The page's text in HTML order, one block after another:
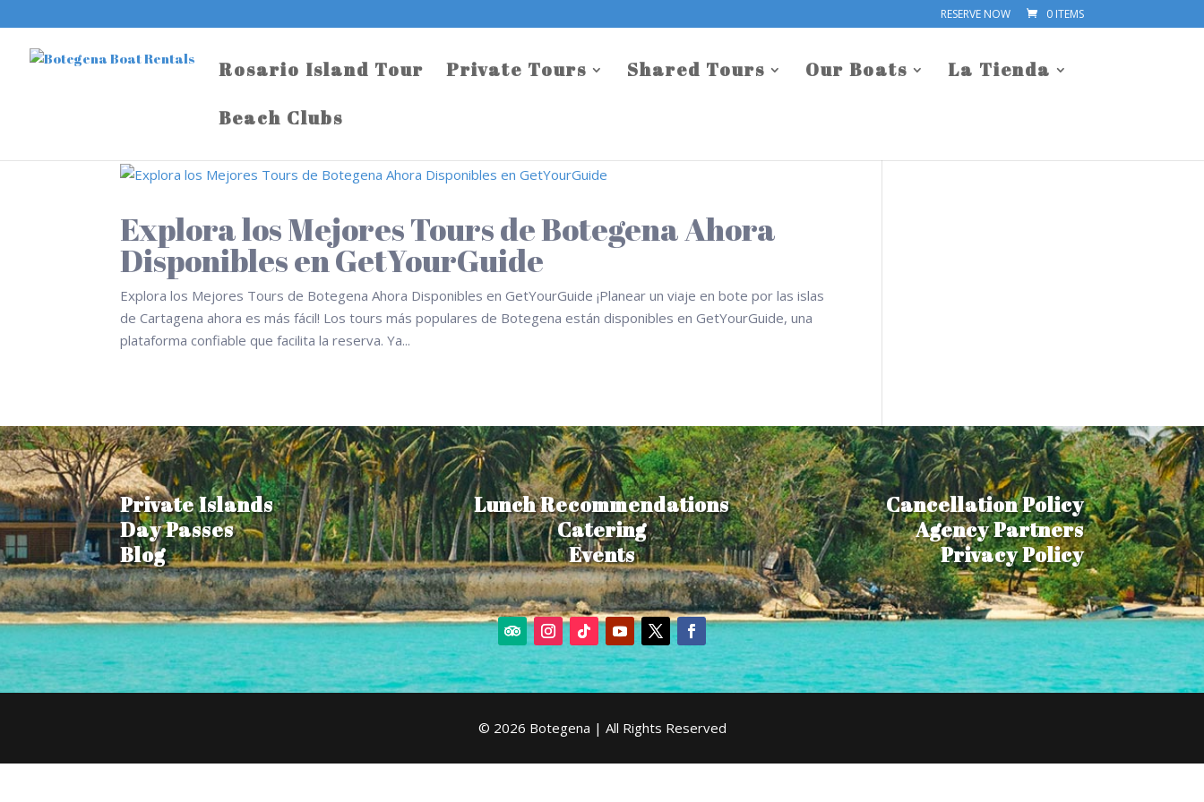
RESERVE NOW 0 ITEMS
Rosario Island Tour Private Tours Shared Tours Our Boats
La Tienda
Beach Clubs
Explora los Mejores Tours de Botegena Ahora
Disponibles en GetYourGuide
Explora los Mejores Tours de Botegena Ahora Disponibles en GetYourGuide ¡Planear un viaje en bote por las islas
de Cartagena ahora es más fácil! Los tours más populares de Botegena están disponibles en GetYourGuide, una
plataforma confiable que facilita la reserva. Ya...
Private Islands
Day Passes
Blog
Lunch Recommendations
Catering
Events
Cancellation Policy
Agency Partners
Privacy Policy
© 2026 Botegena | All Rights Reserved